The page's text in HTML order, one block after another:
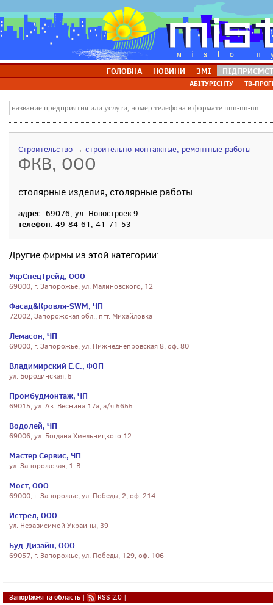
ГОЛОВНА НОВИНИ ЗМІ
АБІТУРІЄНТУ ТВ-
Строительство → строительно-монтажные, ремонтные работы
ФКВ, ООО
столярные изделия, столярные работы
адрес: 69076, ул. Новостроек 9
телефон: 49-84-61, 41-71-53
Другие фирмы из этой категории:
УкрСпецТрейд, ООО
69000, г. Запорожье, ул. Малиновского, 12
Фасад&Кровля-SWM, ЧП
72002, Запорожская обл., пгт. Михайловка
Лемасон, ЧП
69000, г. Запорожье, ул. Нижнеднепровская 8, оф. 80
Владимирский Е.С., ФОП
ул. Бородинская, 5
Промбудмонтаж, ЧП
69015, ул. Ак. Веснина 17а, а/я 5655
Водолей, ЧП
69006, ул. Богдана Хмельницкого 12
Мастер Сервис, ЧП
ул. Запорожская, 1-В
Мост, ООО
69000, г. Запорожье, ул. Победы, 2, оф. 214
Истрел, ООО
ул. Независимой Украины, 39
Буд-Дизайн, ООО
69057, г. Запорожье, ул. Победы, 129, оф. 106
Запоріжжя та область | RSS 2.0 |